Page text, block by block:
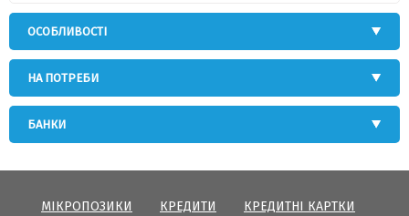
ОСОБЛИВОСТІ
НА ПОТРЕБИ
БАНКИ
МІКРОПОЗИКИ КРЕДИТИ КРЕДИТНІ КАРТКИ